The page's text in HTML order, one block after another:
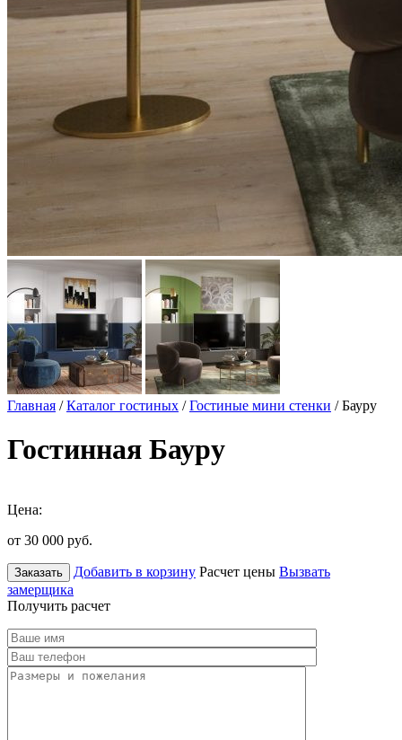
Главная /Каталог гостиных /Гостиные мини стенки / Бауру
Гостинная Бауру
Цена:
от 30 000 руб.
Заказать Добавить в корзину Расчет цены Вызвать
замерщика
Получить расчет